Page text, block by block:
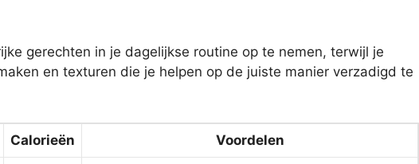
gerechten in je dagelijkse routine op te nemen, terwijl je
en texturen die je helpen op de juiste manier verzadigd te
Calorieën Voordelen